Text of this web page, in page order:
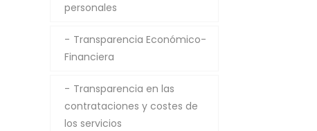
personales
Transparencia Económico-
Financiera
Transparencia en las
contrataciones y costes de
los servicios